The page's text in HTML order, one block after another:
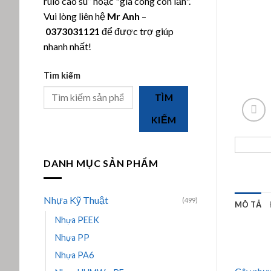
Vui lòng liên hệ Mr Anh –
0373031121 để được trợ giúp
nhanh nhất!
Tìm kiếm
TÌM
KIẾM
DANH MỤC SẢN PHẨM
Nhựa Kỹ Thuật (499)
Nhựa PEEK
Nhựa PP
Nhựa PA6
MÔ TẢ